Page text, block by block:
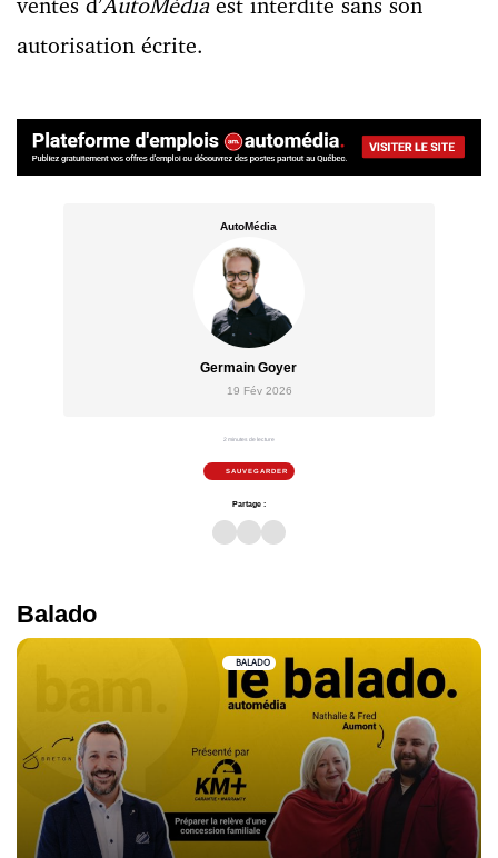
AutoMédia
Germain Goyer
19 Fév 2026
2 minutes de lecture
SAUVEGARDER
Partage :
autorisation écrite.
Balado
BALADO